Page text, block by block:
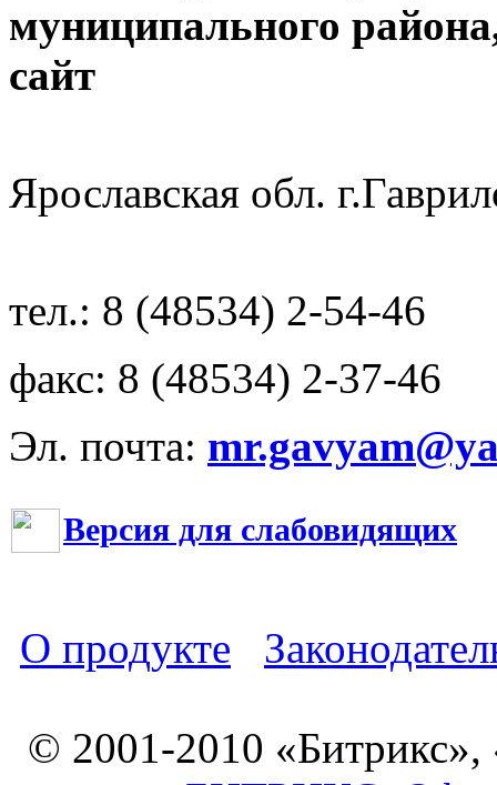
муниципального
Ярославская обл.
тел.: 8 (48534) 2-54-46
факс: 8 (48534) 2-37-46
Эл. почта:
Версия для слабовидящих
О продукте
© 2001-2010 «Битрикс»,